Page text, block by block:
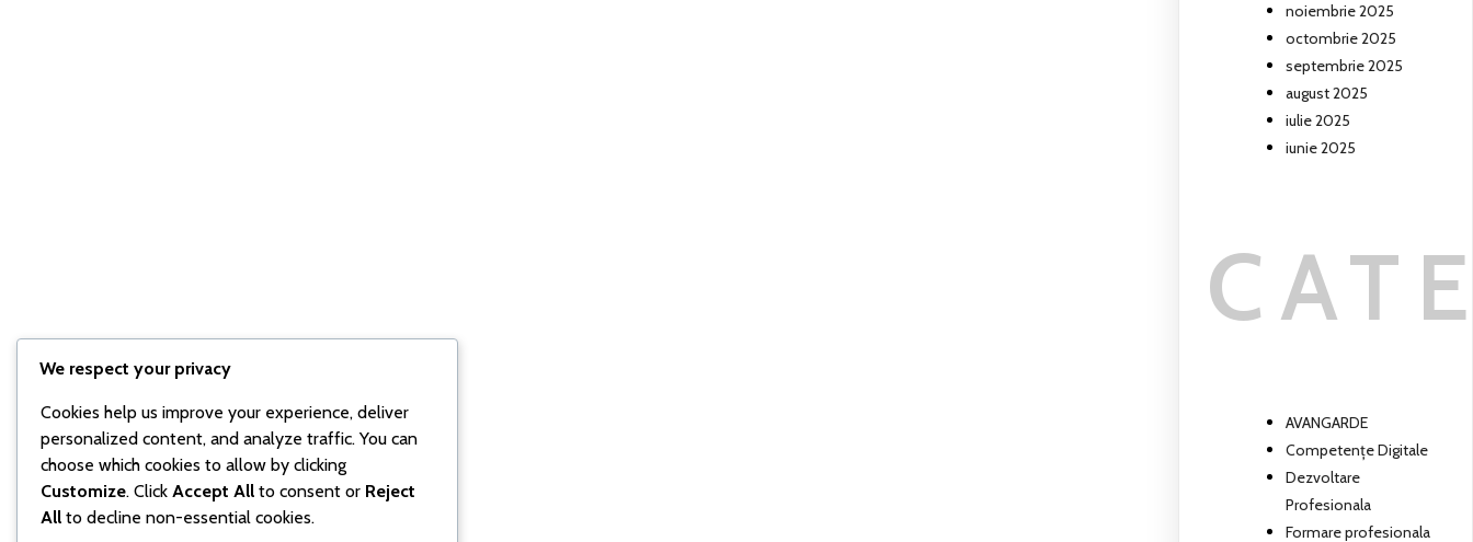
noiembrie 2025
octombrie 2025
septembrie 2025
august 2025
iulie 2025
iunie 2025
AVANGARDE
Competențe Digitale
Dezvoltare
Profesionala
Formare profesionala
We respect your privacy
Cookies help us improve your experience, deliver
personalized content, and analyze traffic. You can
choose which cookies to allow by clicking
Customize. Click Accept All to consent or Reject
All to decline non-essential cookies.